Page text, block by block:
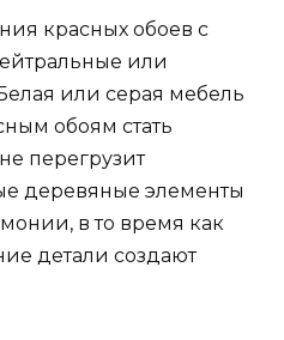
красных обоев с
или
или серая мебель
обоям стать
перегрузит
деревяные элементы
в то время как
детали создают